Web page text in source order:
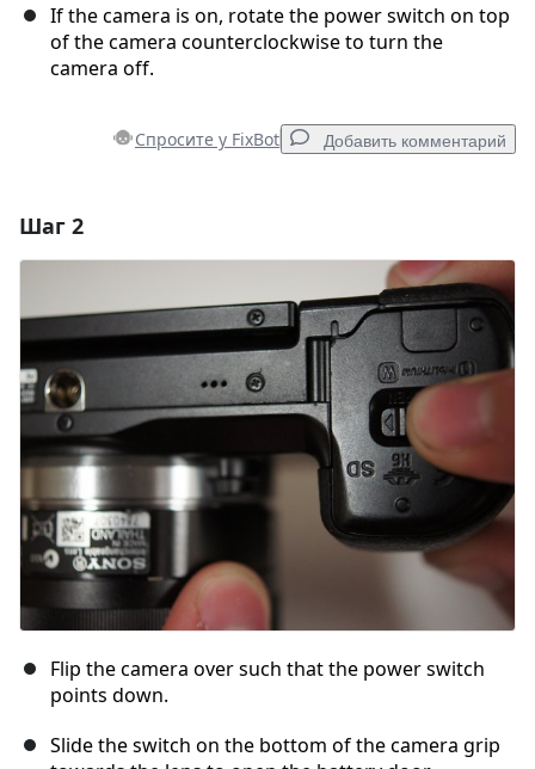
If the camera is on, rotate the power switch on top
of the camera counterclockwise to turn the
camera off.
Спросите у FixBot Добавить комментарий
Отмена Оставить комментарий
Шаг 2
Flip the camera over such that the power switch
points down.
Slide the switch on the bottom of the camera grip